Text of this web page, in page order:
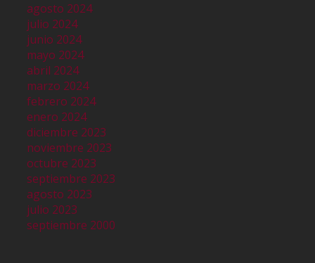
agosto 2024
julio 2024
junio 2024
mayo 2024
abril 2024
marzo 2024
febrero 2024
enero 2024
diciembre 2023
noviembre 2023
octubre 2023
septiembre 2023
agosto 2023
julio 2023
septiembre 2000